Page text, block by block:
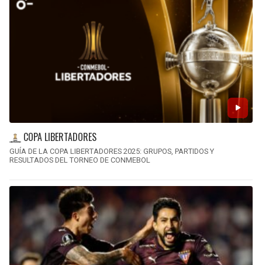
COPA LIBERTADORES
GUÍA DE LA COPA LIBERTADORES 2025: GRUPOS, PARTIDOS Y
RESULTADOS DEL TORNEO DE CONMEBOL